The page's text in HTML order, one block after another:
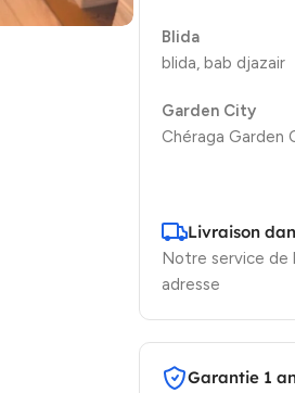
Blida
blida, bab djazair
Garden City
Chéraga Garden
Livraison
Notre service de
adresse
Garantie 1